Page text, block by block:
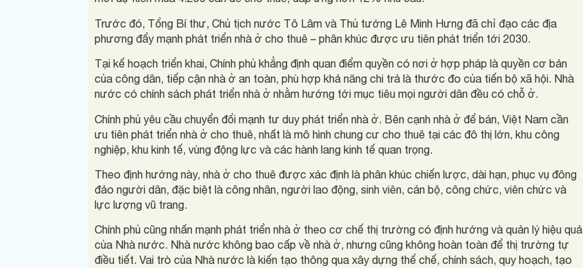
Trước đó, Tổng Bí thư, Chủ tịch nước Tô Lâm và Thủ tướng Lê Minh Hưng đã chỉ đạo các địa
phương đẩy mạnh phát triển nhà ở cho thuê – phân khúc được ưu tiên phát triển tới 2030.
Tại kế hoạch triển khai, Chính phủ khẳng định quan điểm quyền có nơi ở hợp pháp là quyền cơ bản
của công dân, tiếp cận nhà ở an toàn, phù hợp khả năng chi trả là thước đo của tiến bộ xã hội. Nhà
nước có chính sách phát triển nhà ở nhằm hướng tới mục tiêu mọi người dân đều có chỗ ở.
Chính phủ yêu cầu chuyển đổi mạnh tư duy phát triển nhà ở. Bên cạnh nhà ở để bán, Việt Nam cần
ưu tiên phát triển nhà ở cho thuê, nhất là mô hình chung cư cho thuê tại các đô thị lớn, khu công
nghiệp, khu kinh tế, vùng động lực và các hành lang kinh tế quan trọng.
Theo định hướng này, nhà ở cho thuê được xác định là phân khúc chiến lược, dài hạn, phục vụ đông
đảo người dân, đặc biệt là công nhân, người lao động, sinh viên, cán bộ, công chức, viên chức và
lực lượng vũ trang.
Chính phủ cũng nhấn mạnh phát triển nhà ở theo cơ chế thị trường có định hướng và quản lý hiệu quả
của Nhà nước. Nhà nước không bao cấp về nhà ở, nhưng cũng không hoàn toàn để thị trường tự
điều tiết. Vai trò của Nhà nước là kiến tạo thông qua xây dựng thể chế, chính sách, quy hoạch, tạo